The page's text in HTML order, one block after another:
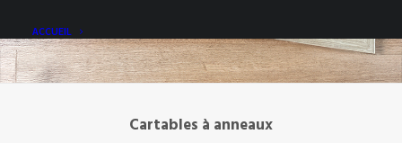
ACCUEIL
Cartables à anneaux